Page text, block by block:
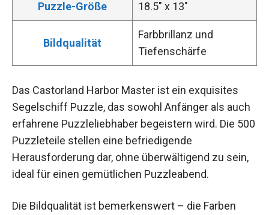
Puzzle-Größe 18.5″ x 13″
Bildqualität
Farbbrillanz und
Tiefenschärfe
Das Castorland Harbor Master ist ein exquisites
Segelschiff Puzzle, das sowohl Anfänger als auch
erfahrene Puzzleliebhaber begeistern wird. Die 500
Puzzleteile stellen eine befriedigende
Herausforderung dar, ohne überwältigend zu sein,
ideal für einen gemütlichen Puzzleabend.
Die Bildqualität ist bemerkenswert – die Farben